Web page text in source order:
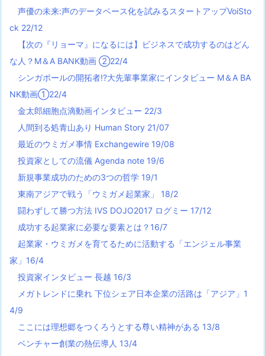
声優の未来:声のデータベース化を試みるスタートアップVoiSto
ck 22/12
【次の『リョーマ』になるには】ビジネスで成功するのはどん
な人？M＆A BANK動画 ②22/4
シンガポールの開拓者!?大先輩事業家にインタビュー M＆A BA
NK動画①22/4
金太郎細胞点滴動画インタビュー 22/3
人間到る処青山あり Human Story 21/07
最近のウミガメ事情 Exchangewire 19/08
投資家としての流儀 Agenda note 19/6
新規事業成功のための3つの哲学 19/1
東南アジアで戦う「ウミガメ起業家」 18/2
闘わずして勝つ方法 IVS DOJO2017 ログミー 17/12
成功する起業家に必要な要素とは？16/7
起業家・ウミガメを育てるために活動する「エンジェル事業
家」16/4
投資家インタビュー 長越 16/3
メガトレンドに乗れ 下位シェア日本企業の活路は「アジア」1
4/9
ここには理想郷をつくろうとする尊い精神がある 13/8
ベンチャー創業の熱伝導人 13/4